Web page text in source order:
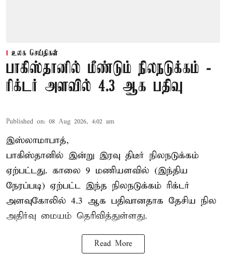
உலக செய்திகள்
பாகிஸ்தானில் மீண்டும் நிலநடுக்கம் -
ரிக்டர் அளவில் 4.3 ஆக பதிவு
Published on: 08 Aug 2026, 4:02 am
இஸ்லாமாபாத்,
பாகிஸ்தானில் இன்று இரவு திடீர் நிலநடுக்கம்
ஏற்பட்டது. காலை 9 மணியளவில் (இந்திய
நேரப்படி) ஏற்பட்ட இந்த நிலநடுக்கம் ரிக்டர்
அளவுகோலில் 4.3 ஆக பதிவானதாக தேசிய நில
அதிர்வு மையம் தெரிவித்துள்ளது.
Read More